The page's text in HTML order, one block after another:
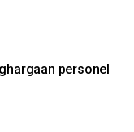
personel